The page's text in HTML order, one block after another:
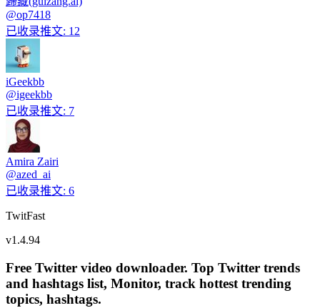
@op7418
已收录推文: 12
iGeekbb
@igeekbb
已收录推文: 7
Amira Zairi
@azed_ai
已收录推文: 6
TwitFast
v1.4.94
Free Twitter video downloader. Top Twitter trends
and hashtags list, Monitor, track hottest trending
topics, hashtags.